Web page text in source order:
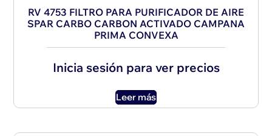
RV 4753 FILTRO PARA PURIFICADOR DE AIRE
SPAR CARBO CARBON ACTIVADO CAMPANA
PRIMA CONVEXA
Inicia sesión para ver precios
Leer más